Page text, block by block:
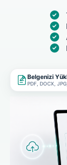
Belgenizi
PDF, DOCX,